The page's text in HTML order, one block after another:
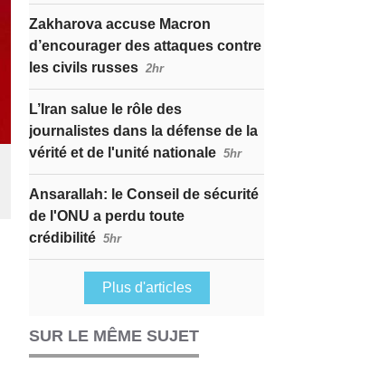
Zakharova accuse Macron
d’encourager des attaques contre
les civils russes 2hr
L’Iran salue le rôle des
journalistes dans la défense de la
vérité et de l'unité nationale 5hr
Ansarallah: le Conseil de sécurité
de l'ONU a perdu toute
crédibilité 5hr
Plus d'articles
SUR LE MÊME SUJET